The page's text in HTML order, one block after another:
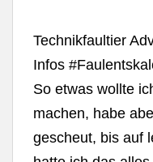
Technikfaultier
Infos
So etwas wollte
machen, habe
gescheut, bis auf